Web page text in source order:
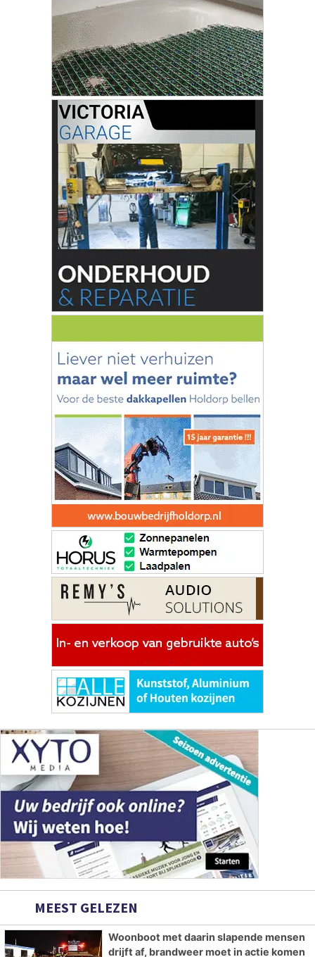
MEEST GELEZEN
Woonboot met daarin slapende mensen
drijft af, brandweer moet in actie komen